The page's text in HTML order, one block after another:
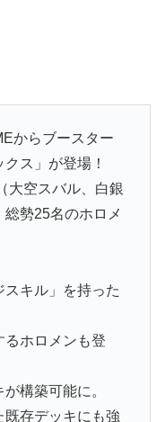
からブースター
ス」が登場！
大空スバル、白銀
総勢25名のホロメ
キル」を持った
るホロメンも登
構築可能に。
既存デッキにも強